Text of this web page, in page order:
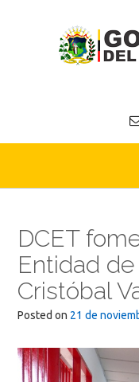
DCET
Entidad
Cristóbal
Posted on 21 de